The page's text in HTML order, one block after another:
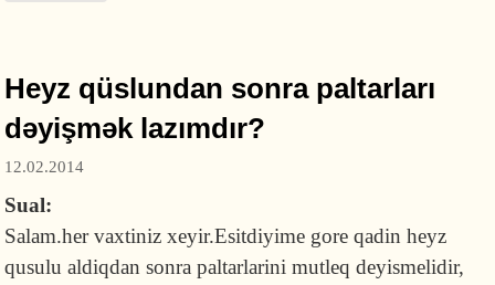
Heyz qüslundan sonra paltarları
dəyişmək lazımdır?
12.02.2014
Sual:
Salam.her vaxtiniz xeyir.Esitdiyime gore qadin heyz
qusulu aldiqdan sonra paltarlarini mutleq deyismelidir,